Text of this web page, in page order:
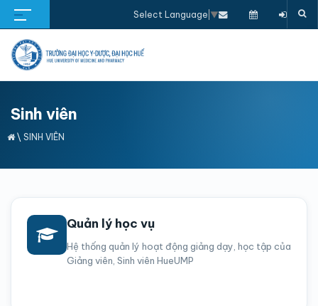
Select Language ▼
Sinh viên
\ SINH VIÊN
Quản lý học vụ
Hệ thống quản lý hoạt động giảng dạy, học tập của
Giảng viên, Sinh viên HueUMP